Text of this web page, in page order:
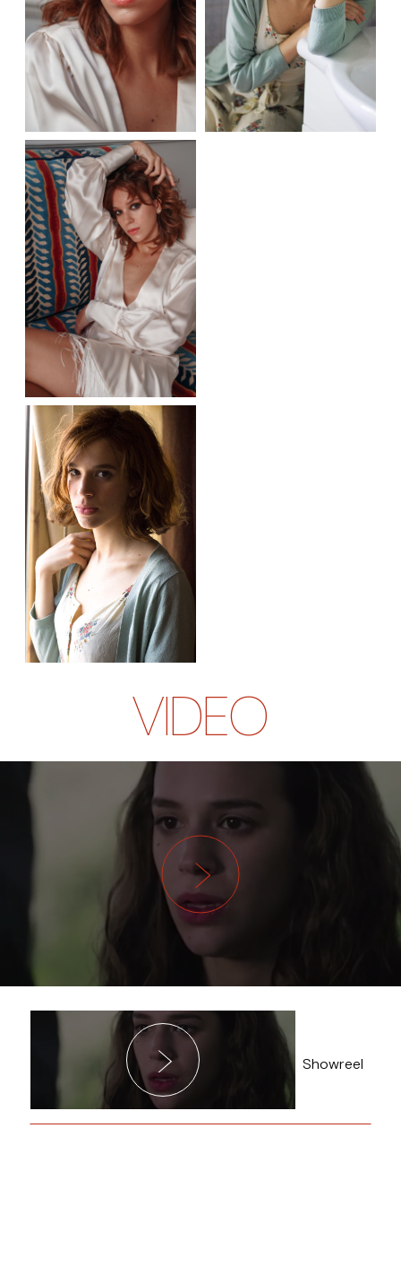
VIDEO
Showreel